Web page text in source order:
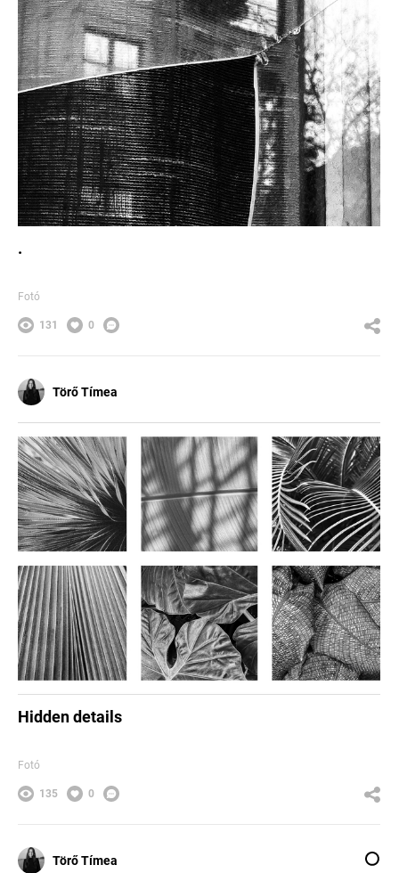
.
Fotó
131 0
Törő Tímea
Hidden details
Fotó
135 0
Törő Tímea